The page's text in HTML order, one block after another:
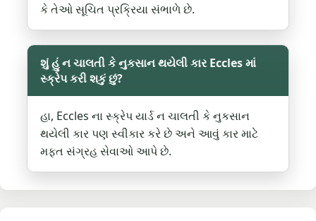
કે તેઓ સૂચિત પ્રક્રિયા સંભાળે છે.
શું હું ન ચાલતી કે નુકસાન થયેલી કાર Eccles માં
સ્ક્રેપ કરી શકું છું?
હા, Eccles ના સ્ક્રેપ યાર્ડ ન ચાલતી કે નુકસાન
થયેલી કાર પણ સ્વીકાર કરે છે અને આવું કાર માટે
મફત સંગ્રહ સેવાઓ આપે છે.